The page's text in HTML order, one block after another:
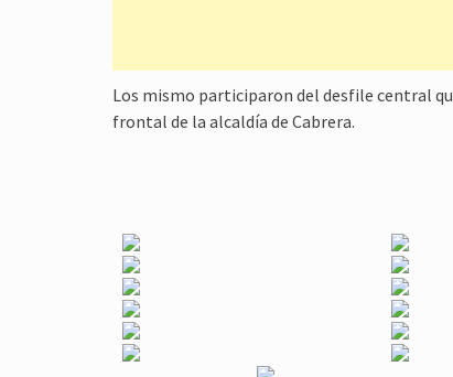
Los mismo participaron del desfile central
frontal de la alcaldía de Cabrera.